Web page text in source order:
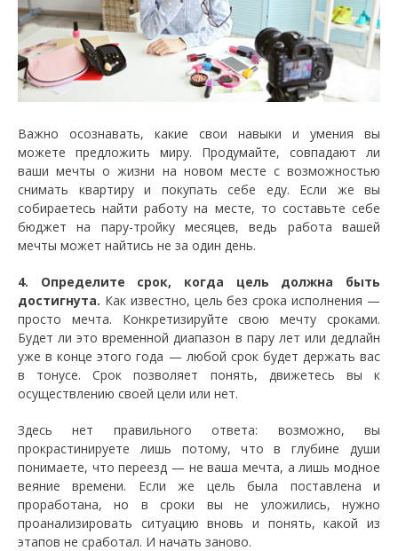
Важно осознавать, какие свои навыки и умения вы
можете предложить миру. Продумайте, совпадают ли
ваши мечты о жизни на новом месте с возможностью
снимать квартиру и покупать себе еду. Если же вы
собираетесь найти работу на месте, то составьте себе
бюджет на пару-тройку месяцев, ведь работа вашей
мечты может найтись не за один день.
4. Определите срок, когда цель должна быть
достигнута. Как известно, цель без срока исполнения —
просто мечта. Конкретизируйте свою мечту сроками.
Будет ли это временной диапазон в пару лет или дедлайн
уже в конце этого года — любой срок будет держать вас
в тонусе. Срок позволяет понять, движетесь вы к
осуществлению своей цели или нет.
Здесь нет правильного ответа: возможно, вы
прокрастинируете лишь потому, что в глубине души
понимаете, что переезд — не ваша мечта, а лишь модное
веяние времени. Если же цель была поставлена и
проработана, но в сроки вы не уложились, нужно
проанализировать ситуацию вновь и понять, какой из
этапов не сработал. И начать заново.